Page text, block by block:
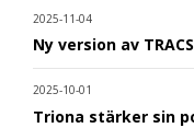
2025-11-04
Ny version av
2025-10-01
Triona stärker sin